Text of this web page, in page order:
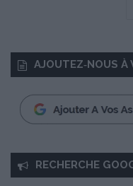
AJOUTEZ‑NOUS À
RECHERCHE